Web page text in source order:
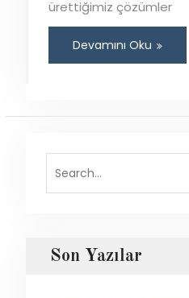
ürettiğimiz çözümler
Devamını Oku
Son Yazılar